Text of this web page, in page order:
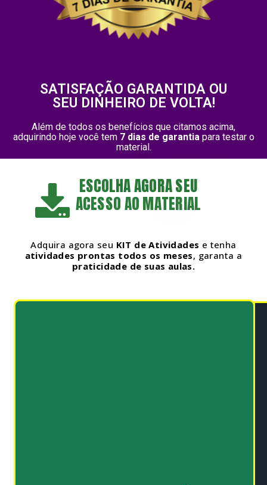
SATISFAÇÃO GARANTIDA OU
SEU DINHEIRO DE VOLTA!
Além de todos os benefícios que citamos acima,
adquirindo hoje você tem7 dias de garantia para testar o
material.
ESCOLHA AGORA SEU
ACESSO AO MATERIAL
Adquira agora seu KIT de Atividades e tenha
atividades prontas todos os meses, garanta a
praticidade de suas aulas.